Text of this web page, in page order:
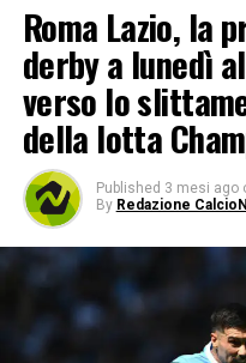
Roma Lazio, la
derby a lunedì
verso lo
della lotta
Published 3 mesi ago
By Redazione